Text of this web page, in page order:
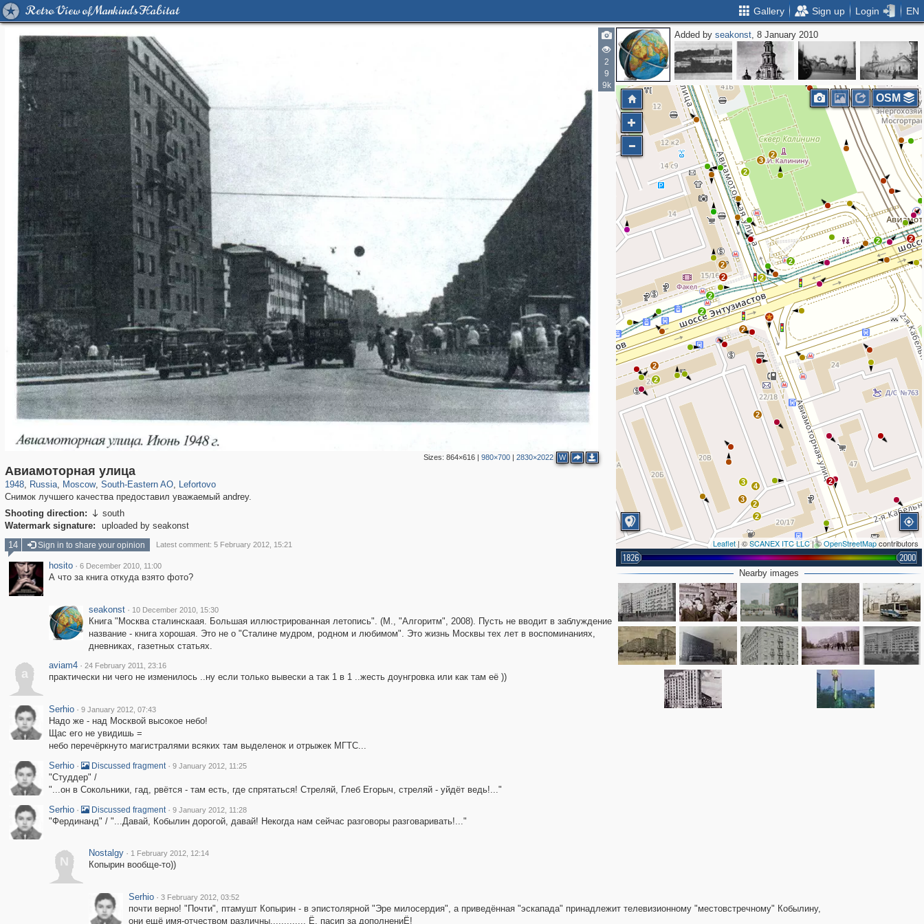
Retro View of Mankind's Habitat Gallery Sign up Login EN
2
9
9k
Sizes: 864×616| 980×700| 2830×2022 W
Авиамоторная улица
1948, Russia
1,407,212 29,248
, Moscow
319,878 8,286
, South-Eastern AO
11,379 197
, Lefortovo
Снимок лучшего качества предоставил уважаемый andrey.
Shooting direction:  south
Watermark signature:
uploaded by seakonst
Added byseakonst, 8 January 2010
2
2
2
2
2
2
2
2
2
2
2
3
3 4
2
2 2
2
3
2
2
Leaflet| ©SCANEX ITC LLC| ©OpenStreetMapcontributors
1826 2000
OSM
Nearby images
14 Sign in to share your opinion Latest comment: 5 February 2012, 15:21
hosito · 6 December 2010, 11:00
А что за книга откуда взято фото?
seakonst · 10 December 2010, 15:30
Книга "Москва сталинскаая. Большая иллюстрированная летопись". (М., "Алгоритм", 2008). Пусть не вводит в заблуждение
название - книга хорошая. Это не о "Сталине мудром, родном и любимом". Это жизнь Москвы тех лет в воспоминаниях,
дневниках, газетных статьях.
a
aviam4 · 24 February 2011, 23:16
практически ни чего не изменилось ..ну если только вывески а так 1 в 1 ..жесть доунгровка или как там её ))
Serhio · 9 January 2012, 07:43
Надо же - над Москвой высокое небо!
Щас его не увидишь =
небо перечёркнуто магистралями всяких там выделенок и отрыжек МГТС...
Serhio · Discussed fragment · 9 January 2012, 11:25
"Студдер" /
"...он в Сокольники, гад, рвётся - там есть, где спрятаться! Стреляй, Глеб Егорыч, стреляй - уйдёт ведь!..."
Serhio · Discussed fragment · 9 January 2012, 11:28
"Фердинанд" / "...Давай, Кобылин дорогой, давай! Некогда нам сейчас разговоры разговаривать!..."
N
Nostalgy · 1 February 2012, 12:14
Копырин вообще-то))
Serhio · 3 February 2012, 03:52
почти верно! "Почти", птамушт Копырин - в эпистолярной "Эре милосердия", а приведённая "эскапада" принадлежит телевизионному "местовстречному" Кобылину,
они ещё имя-отчеством различны............. Ё, пасип за дополнениЁ!